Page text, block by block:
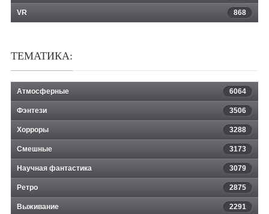
VR 868
ТЕМАТИКА:
Атмосферные 6064
Фэнтези 3506
Хорроры 3288
Смешные 3173
Научная фантастика 3079
Ретро 2875
Выживание 2291